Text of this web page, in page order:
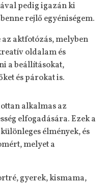
pedig igazán ki
rejlő egyéniségem.
aktfotózás, melyben
oldalam és
a beállításokat,
és párokat is.
alkalmas az
elfogadására. Ezek a
élmények, és
melyet a
gyerek, kismama,